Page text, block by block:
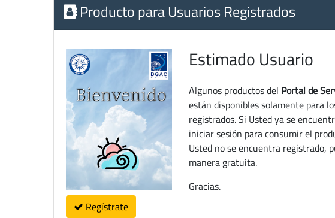
Producto para Usuarios Registrados
Regístrate
Estimado Usuario
Algunos productos del Portal de
están disponibles solamente para
registrados. Si Usted ya se
iniciar sesión para consumir el
Usted no se encuentra registrado,
manera gratuita.
Gracias.